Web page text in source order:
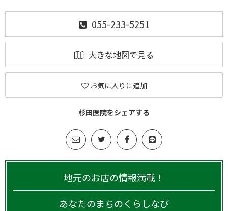
055-233-5251
大きな地図で見る
お気に入りに追加
杉田医院をシェアする
地元のお店の情報満載！
あなたのまちのくらしなび